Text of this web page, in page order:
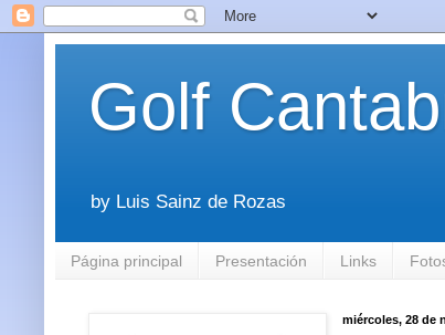
Golf
by Luis Sainz de Rozas
Página principal Presentación Links
miércoles, 28 de